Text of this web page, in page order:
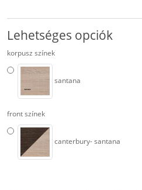
Lehetséges opciók
korpusz színek
santana
front színek
canterbury- santana